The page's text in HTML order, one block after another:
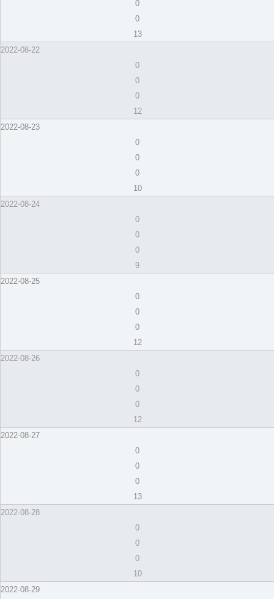
0
0
13
2022-08-22
0
0
0
12
2022-08-23
0
0
0
10
2022-08-24
0
0
0
9
2022-08-25
0
0
0
12
2022-08-26
0
0
0
12
2022-08-27
0
0
0
13
2022-08-28
0
0
0
10
2022-08-29